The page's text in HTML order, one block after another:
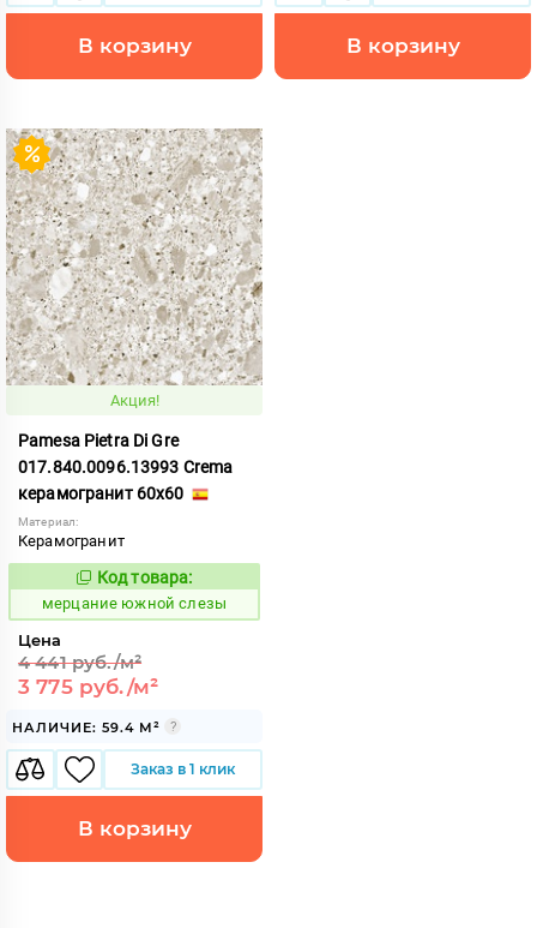
В корзину В корзину
Акция!
Pamesa Pietra Di Gre
017.840.0096.13993 Crema
керамогранит 60x60
Материал:
Керамогранит
983971
Код товара:
мерцание южной слезы
Цена
4 441 руб./м²
3 775 руб./м²
НАЛИЧИЕ: 59.4 М²
Заказ в 1 клик
В корзину